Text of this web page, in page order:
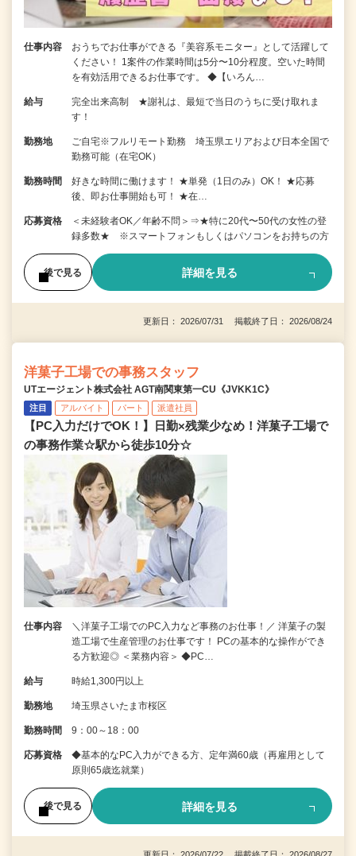
仕事内容
おうちでお仕事ができる『美容系モニター』として活躍して
ください！ 1案件の作業時間は5分〜10分程度。空いた時間
を有効活用できるお仕事です。 ◆【いろん…
給与
完全出来高制 ★謝礼は、最短で当日のうちに受け取れま
す！
勤務地
ご自宅※フルリモート勤務 埼玉県エリアおよび日本全国で
勤務可能（在宅OK）
勤務時間
好きな時間に働けます！ ★単発（1日のみ）OK！ ★応募
後、即お仕事開始も可！ ★在…
応募資格
＜未経験者OK／年齢不問＞⇒★特に20代〜50代の女性の登
録多数★ ※スマートフォンもしくはパソコンをお持ちの方
後で見る 詳細を見る
更新日： 2026/07/31 掲載終了日： 2026/08/24
洋菓子工場での事務スタッフ
UTエージェント株式会社 AGT南関東第一CU《JVKK1C》
注目 アルバイト パート 派遣社員
【PC入力だけでOK！】日勤×残業少なめ！洋菓子工場で
の事務作業☆駅から徒歩10分☆
仕事内容
＼洋菓子工場でのPC入力など事務のお仕事！／ 洋菓子の製
造工場で生産管理のお仕事です！ PCの基本的な操作ができ
る方歓迎◎ ＜業務内容＞ ◆PC…
給与 時給1,300円以上
勤務地 埼玉県さいたま市桜区
勤務時間 9：00～18：00
応募資格
◆基本的なPC入力ができる方、定年満60歳（再雇用として
原則65歳迄就業）
後で見る 詳細を見る